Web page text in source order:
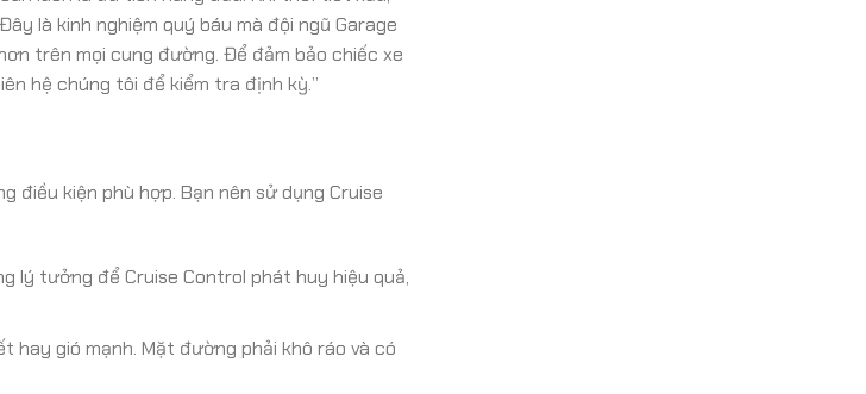
là kinh nghiệm quý báu mà đội ngũ Garage
trên mọi cung đường. Để đảm bảo chiếc xe
hệ chúng tôi để kiểm tra định kỳ.”
kiện phù hợp. Bạn nên sử dụng Cruise
lý tưởng để Cruise Control phát huy hiệu quả,
hay gió mạnh. Mặt đường phải khô ráo và có